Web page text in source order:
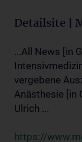
Detailsite |
...All News [in
vergebene
Anästhesie [in
Ulrich ...
https://